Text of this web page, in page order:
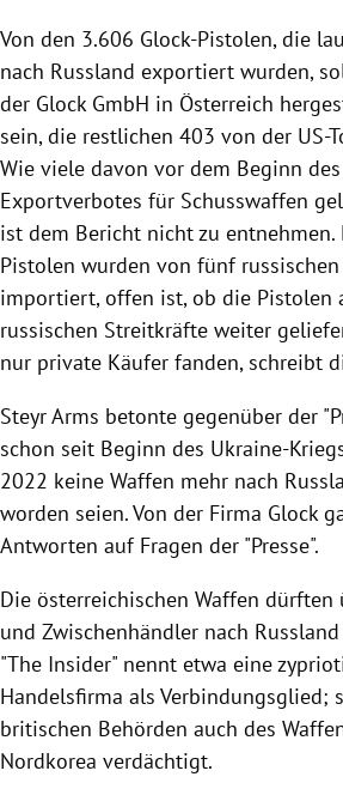
Von den 3.606 Glock-Pistolen, die
nach Russland exportiert wurden,
der Glock GmbH in Österreich
sein, die restlichen 403 von der US-
Wie viele davon vor dem Beginn
Exportverbotes für Schusswaffen
ist dem Bericht nicht zu entnehmen.
Pistolen wurden von fünf
importiert, offen ist, ob die Pistolen
russischen Streitkräfte weiter
nur private Käufer fanden, schreibt
Steyr Arms betonte gegenüber der
schon seit Beginn des Ukraine-
2022 keine Waffen mehr nach
worden seien. Von der Firma Glock
Antworten auf Fragen der "Presse".
Die österreichischen Waffen
und Zwischenhändler nach
"The Insider" nennt etwa eine
Handelsfirma als Verbindungsglied;
britischen Behörden auch des
Nordkorea verdächtigt.